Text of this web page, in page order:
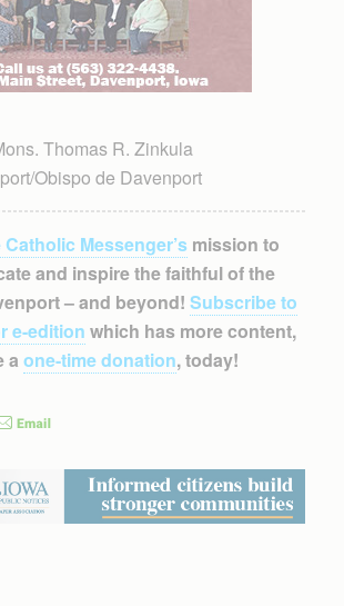
Thomas R. Zinkula
Obispo de Davenport
Catholic Messenger’smission to
and inspire the faithful of the
– and beyond! Subscribe to
e-edition which has more content,
a one-time donation, today!